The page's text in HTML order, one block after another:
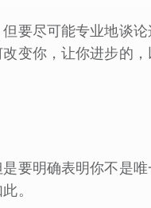
要尽可能专业地谈
变你，让你进步的，
要明确表明你不是
。